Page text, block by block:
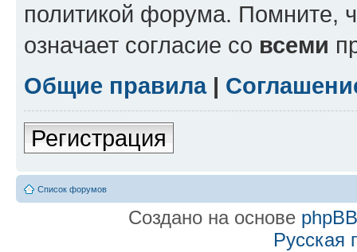
политикой форума. Помните,
означает согласие со всеми
Общие правила|
Регистрация
Список форумов
Создано на основе phpBB
Русская